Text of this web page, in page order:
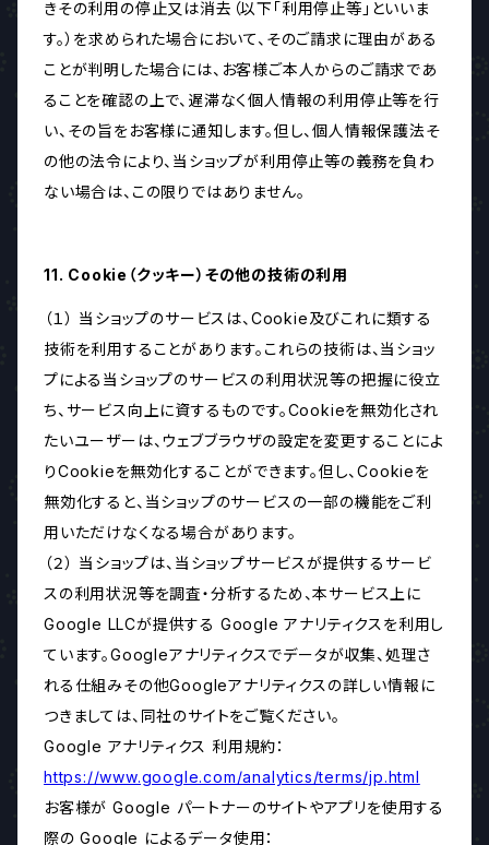
きその利用の停止又は消去（以下「利用停止等」といいま
す。）を求められた場合において、そのご請求に理由がある
ことが判明した場合には、お客様ご本人からのご請求であ
ることを確認の上で、遅滞なく個人情報の利用停止等を行
い、その旨をお客様に通知します。但し、個人情報保護法そ
の他の法令により、当ショップが利用停止等の義務を負わ
ない場合は、この限りではありません。
11. Cookie（クッキー）その他の技術の利用
（１） 当ショップのサービスは、Cookie及びこれに類する
技術を利用することがあります。これらの技術は、当ショッ
プによる当ショップのサービスの利用状況等の把握に役立
ち、サービス向上に資するものです。Cookieを無効化され
たいユーザーは、ウェブブラウザの設定を変更することによ
りCookieを無効化することができます。但し、Cookieを
無効化すると、当ショップのサービスの一部の機能をご利
用いただけなくなる場合があります。
（２） 当ショップは、当ショップサービスが提供するサービ
スの利用状況等を調査・分析するため、本サービス上に
Google LLCが提供する Google アナリティクスを利用し
ています。Googleアナリティクスでデータが収集、処理さ
れる仕組みその他Googleアナリティクスの詳しい情報に
つきましては、同社のサイトをご覧ください。
Google アナリティクス 利用規約：
https://www.google.com/analytics/terms/jp.html
お客様が Google パートナーのサイトやアプリを使用する
際の Google によるデータ使用：